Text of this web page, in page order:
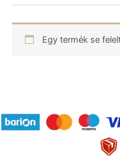
Egy termék se